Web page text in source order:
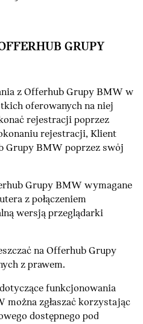
GRUPY
z Offerhub Grupy BMW w
oferowanych na niej
rejestracji poprzez
rejestracji, Klient
Grupy BMW poprzez swój
Grupy BMW wymagane
z połączeniem
wersją przeglądarki
na Offerhub Grupy
z prawem.
funkcjonowania
można zgłaszać korzystając
dostępnego pod